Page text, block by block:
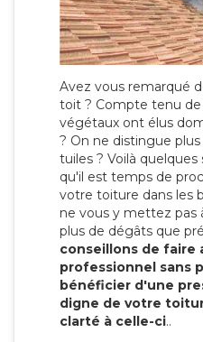
Avez vous remarqué
toit ? Compte tenu
végétaux ont élus
? On ne distingue
tuiles ? Voilà
qu'il est temps de
votre toiture dans les
ne vous y mettez pas
plus de dégâts que
conseillons de faire
professionnel sans
bénéficier d'une
digne de votre
clarté à celle-ci..